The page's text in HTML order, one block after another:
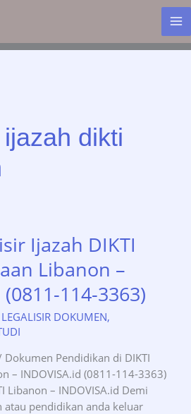
dikti
Ijazah DIKTI
Libanon –
114-3363)
LEGALISIR DOKUMEN,
Dokumen Pendidikan di DIKTI
– INDOVISA.id (0811-114-3363)
Libanon – INDOVISA.id Demi
atau pendidikan anda keluar